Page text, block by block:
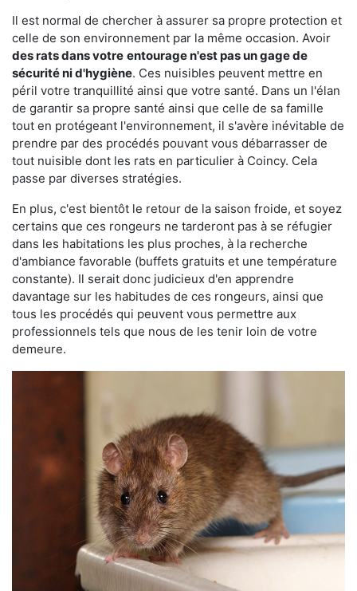
Il est normal de chercher à assurer sa propre protection et
celle de son environnement par la même occasion. Avoir
des rats dans votre entourage n'est pas un gage de
sécurité ni d'hygiène. Ces nuisibles peuvent mettre en
péril votre tranquillité ainsi que votre santé. Dans un l'élan
de garantir sa propre santé ainsi que celle de sa famille
tout en protégeant l'environnement, il s'avère inévitable de
prendre par des procédés pouvant vous débarrasser de
tout nuisible dont les rats en particulier à Coincy. Cela
passe par diverses stratégies.
En plus, c'est bientôt le retour de la saison froide, et soyez
certains que ces rongeurs ne tarderont pas à se réfugier
dans les habitations les plus proches, à la recherche
d'ambiance favorable (buffets gratuits et une température
constante). Il serait donc judicieux d'en apprendre
davantage sur les habitudes de ces rongeurs, ainsi que
tous les procédés qui peuvent vous permettre aux
professionnels tels que nous de les tenir loin de votre
demeure.